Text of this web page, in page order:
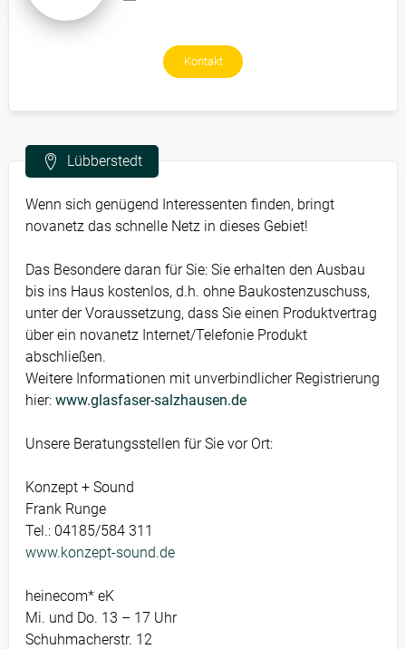
Kontakt
Lübberstedt
Wenn sich genügend Interessenten finden, bringt
novanetz das schnelle Netz in dieses Gebiet!
Das Besondere daran für Sie: Sie erhalten den Ausbau
bis ins Haus kostenlos, d.h. ohne Baukostenzuschuss,
unter der Voraussetzung, dass Sie einen Produktvertrag
über ein novanetz Internet/Telefonie Produkt
abschließen.
Weitere Informationen mit unverbindlicher Registrierung
hier: www.glasfaser-salzhausen.de
Unsere Beratungsstellen für Sie vor Ort:
Konzept + Sound
Frank Runge
Tel.: 04185/584 311
www.konzept-sound.de
heinecom* eK
Mi. und Do. 13 – 17 Uhr
Schuhmacherstr. 12